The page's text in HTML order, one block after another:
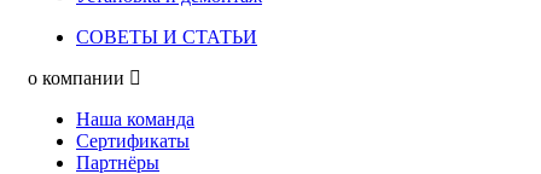
СОВЕТЫ И СТАТЬИ
о компании
Наша команда
Сертификаты
Партнёры